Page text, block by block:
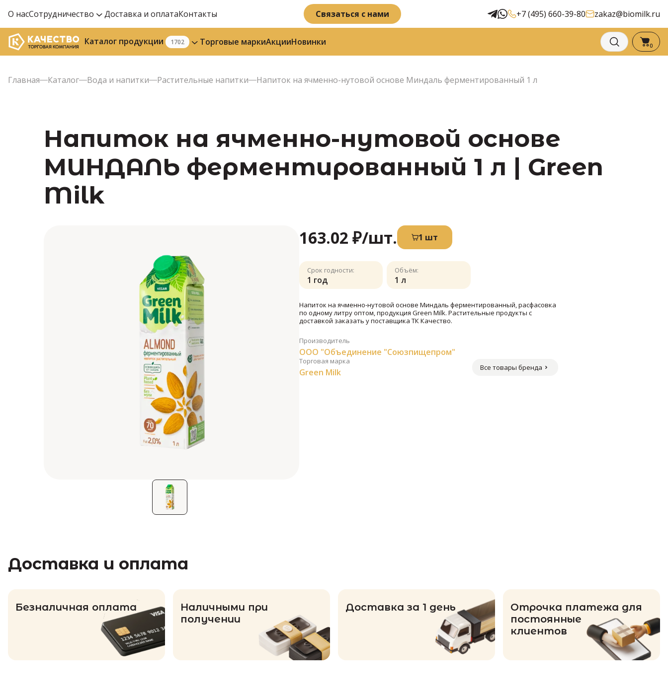
О насСотрудничество Доставка и оплатаКонтакты Связаться с нами +7 (495) 660-39-80 zakaz@biomilk.ru
Каталог продукции 1702 Торговые маркиАкцииНовинки 0
Главная Каталог Вода и напитки Растительные напитки Напиток на ячменно-нутовой основе Миндаль ферментированный 1 л
Напиток на ячменно-нутовой основе
МИНДАЛЬ ферментированный 1 л | Green
Milk
163.02 ₽/шт. 1 шт
Срок годности:
1 год
Объём:
1 л
Напиток на ячменно-нутовой основе Миндаль ферментированный, расфасовка
по одному литру оптом, продукция Green Milk. Растительные продукты с
доставкой заказать у поставщика ТК Качество.
Производитель
ООО "Объединение "Союзпищепром"
Торговая марка
Green Milk Все товары бренда
Доставка и оплата
Безналичная оплата
Наличными при
получении
Доставка за 1 день
Отрочка платежа для
постоянные
клиентов